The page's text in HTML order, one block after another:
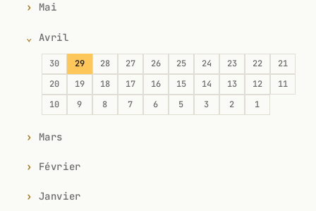
Mai
Avril
30 29 28 27 26 25 24 23 22
21
20
19 18 17 16 15 14 13 12
11
10
9 8 7 6 5 3 2 1
Mars
Février
Janvier